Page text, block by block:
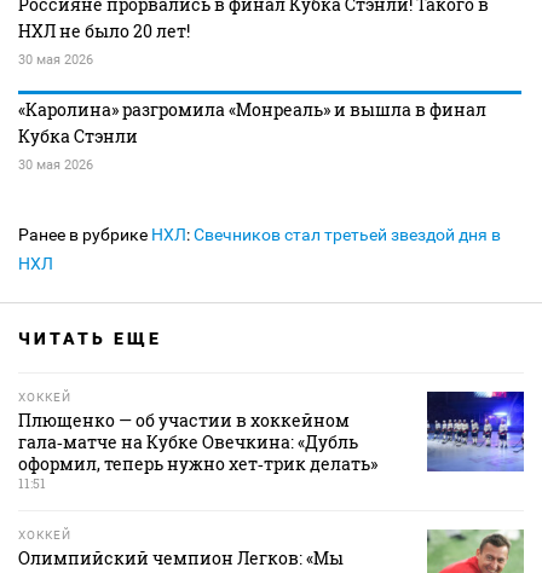
Россияне прорвались в финал Кубка Стэнли! Такого в
НХЛ не было 20 лет!
30 мая 2026
«Каролина» разгромила «Монреаль» и вышла в финал
Кубка Стэнли
30 мая 2026
Ранее в рубрике НХЛ:Свечников стал третьей звездой дня в
НХЛ
ЧИТАТЬ ЕЩЕ
ХОККЕЙ
Плющенко — об участии в хоккейном
гала‑матче на Кубке Овечкина: «Дубль
оформил, теперь нужно хет‑трик делать»
11:51
ХОККЕЙ
Олимпийский чемпион Легков: «Мы